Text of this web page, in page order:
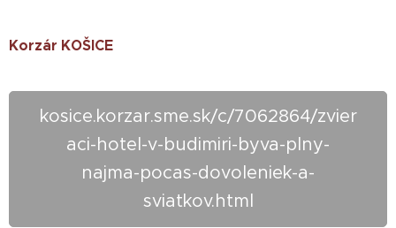
Korzár KOŠICE
kosice.korzar.sme.sk/c/7062864/zvier
aci-hotel-v-budimiri-byva-plny-
najma-pocas-dovoleniek-a-
sviatkov.html